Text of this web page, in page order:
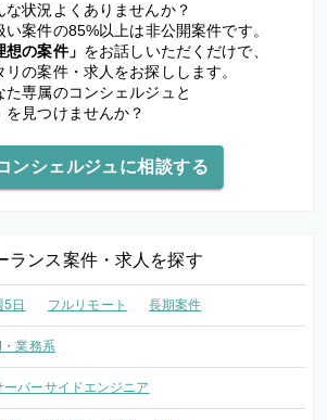
な状況よくありませんか？
案件の85%以上は非公開案件です。
想の案件」 をお話しいただくだけで、
の案件・求人をお探しします。
た専属のコンシェルジュと
を見つけませんか？
ンシェルジュに相談する
ランス案件・求人を探す
5日 フルリモート 長期案件
・業務系
ーバーサイドエンジニア